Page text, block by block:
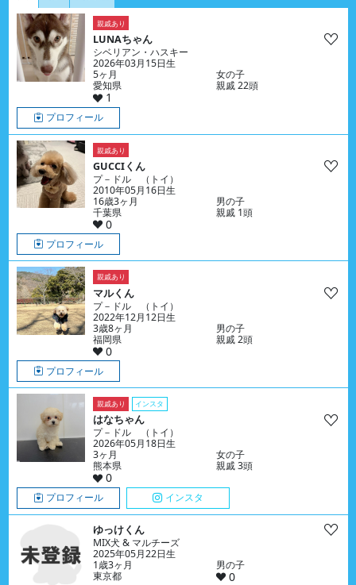
親戚あり
LUNAちゃん
シベリアン・ハスキー
2026年03月15日生
5ヶ月
女の子
愛知県
親戚 22頭
1
プロフィール
親戚あり
GUCCIくん
プ－ドル （トイ）
2010年05月16日生
16歳3ヶ月
男の子
千葉県
親戚 1頭
0
プロフィール
親戚あり
マルくん
プ－ドル （トイ）
2022年12月12日生
3歳8ヶ月
男の子
福岡県
親戚 2頭
0
プロフィール
親戚あり インスタ
はなちゃん
プ－ドル （トイ）
2026年05月18日生
3ヶ月
女の子
熊本県
親戚 3頭
0
プロフィール インスタ
ゆっけくん
MIX犬 & マルチーズ
2025年05月22日生
1歳3ヶ月
男の子
東京都
0